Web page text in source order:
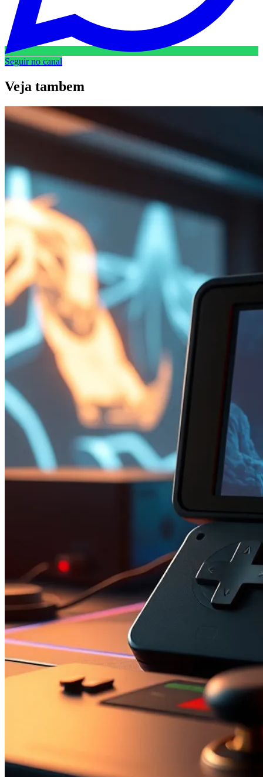
Seguir no canal
Veja tambem